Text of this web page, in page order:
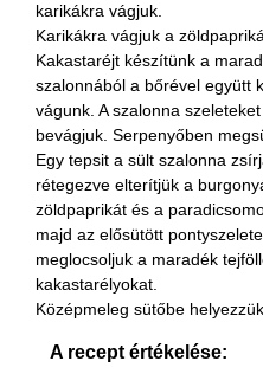
karikákra vágjuk.
Karikákra vágjuk a
Kakastaréjt készítünk a
szalonnából a bőrével együtt
vágunk. A szalonna
bevágjuk. Serpenyőben
Egy tepsit a sült szalonna
rétegezve elterítjük a
zöldpaprikát és a
majd az elősütött
meglocsoljuk a maradék
kakastarélyokat.
Középmeleg sütőbe
A recept értékelése: